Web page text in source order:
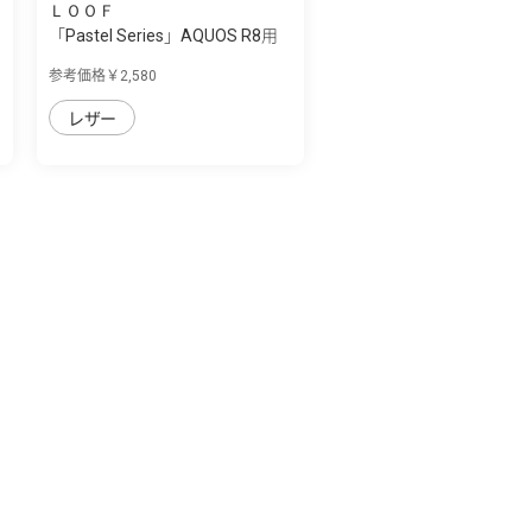
ＬＯＯＦ
「Pastel Series」AQUOS R8用
参考価格￥2,580
レザー